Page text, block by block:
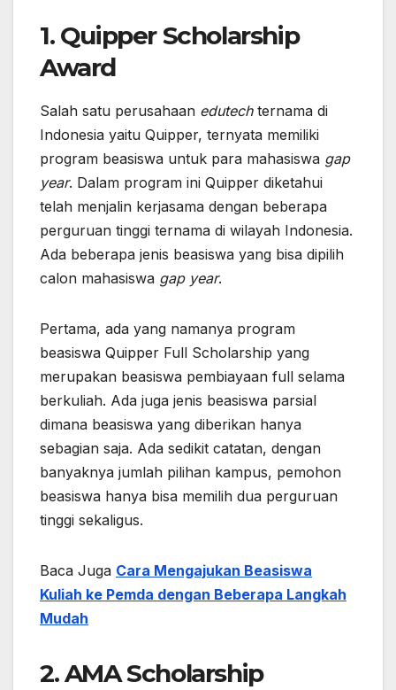
1. Quipper Scholarship
Award
Salah satu perusahaan edutechternama di
Indonesia yaitu Quipper, ternyata memiliki
program beasiswa untuk para mahasiswa gap
year. Dalam program ini Quipper diketahui
telah menjalin kerjasama dengan beberapa
perguruan tinggi ternama di wilayah Indonesia.
Ada beberapa jenis beasiswa yang bisa dipilih
calon mahasiswa gap year.
Pertama, ada yang namanya program
beasiswa Quipper Full Scholarship yang
merupakan beasiswa pembiayaan full selama
berkuliah. Ada juga jenis beasiswa parsial
dimana beasiswa yang diberikan hanya
sebagian saja. Ada sedikit catatan, dengan
banyaknya jumlah pilihan kampus, pemohon
beasiswa hanya bisa memilih dua perguruan
tinggi sekaligus.
Baca Juga Cara Mengajukan Beasiswa
Kuliah ke Pemda dengan Beberapa Langkah
Mudah
2. AMA Scholarship